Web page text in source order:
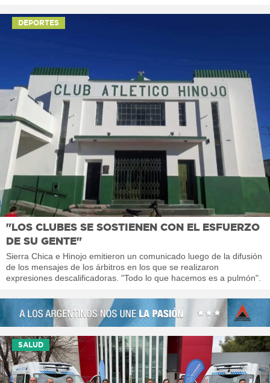
DEPORTES
"LOS CLUBES SE SOSTIENEN CON EL ESFUERZO
DE SU GENTE"
Sierra Chica e Hinojo emitieron un comunicado luego de la difusión
de los mensajes de los árbitros en los que se realizaron
expresiones descalificadoras. "Todo lo que hacemos es a pulmón".
SALUD